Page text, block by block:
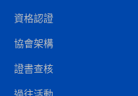
資格認證
協會架構
證書查核